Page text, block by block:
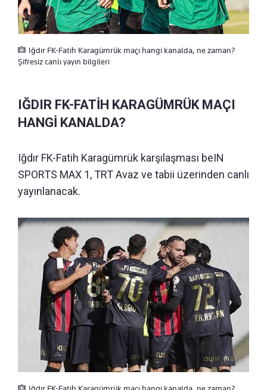
Iğdır FK-Fatih Karagümrük maçı hangi kanalda, ne zaman?
Şifresiz canlı yayın bilgileri
IĞDIR FK-FATİH KARAGÜMRÜK MAÇI
HANGİ KANALDA?
Iğdır FK-Fatih Karagümrük karşılaşması beIN
SPORTS MAX 1, TRT Avaz ve tabii üzerinden canlı
yayınlanacak.